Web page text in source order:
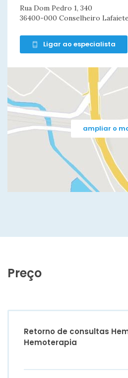
Rua Dom Pedro 1, 340
36400-000 Conselheiro
Ligar ao especialista
ampliar o
Preço
Retorno de consultas
Hemoterapia